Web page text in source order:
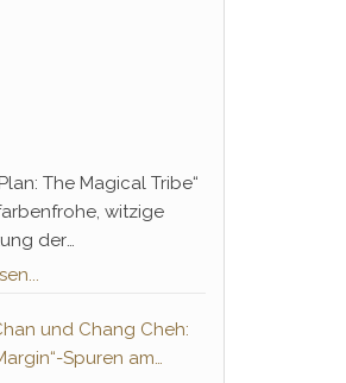
The Magical Tribe“
witzige
der
von 2024 und
auf Sidequests
in denen er sich
und Chang Cheh:
Spuren am